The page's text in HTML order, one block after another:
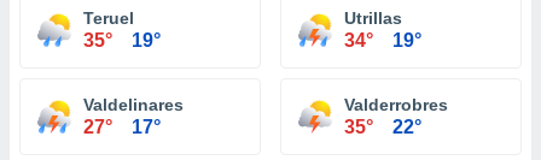
Teruel
35° 19°
Utrillas
34° 19°
Valdelinares
27° 17°
Valderrobres
35° 22°